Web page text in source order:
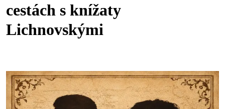
cestách s knížaty
Lichnovskými